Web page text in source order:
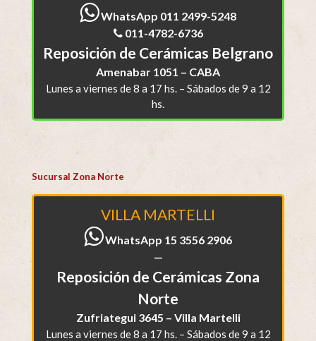
WhatsApp 011 2499-5248
011-4782-6736
Reposición de Cerámicas Belgrano
Amenabar 1051 – CABA
Lunes a viernes de 8 a 17 hs. – Sábados de 9 a 12
hs.
Sucursal Zona Norte
VILLA MARTELLI
WhatsApp 15 3556 2906
—
Reposición de Cerámicas Zona
Norte
Zufriategui 3645 – Villa Martelli
Lunes a viernes de 8 a 17 hs. – Sábados de 9 a 12